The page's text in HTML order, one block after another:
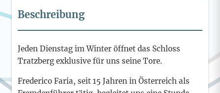
Beschreibung
Jeden Dienstag im Winter öffnet das Schloss
Tratzberg exklusive für uns seine Tore.
Frederico Faria, seit 15 Jahren in Österreich als